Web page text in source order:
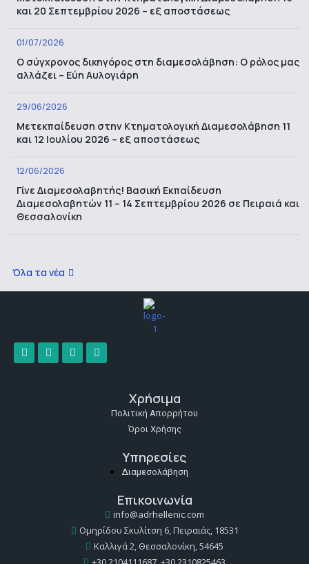
και 20 Σεπτεμβρίου 2026 – εξ αποστάσεως
01/07/2026
Ο σύγχρονος δικηγόρος στη διαμεσολάβηση: Ο ρόλος μας
αλλάζει – Εύη Αυλογιάρη
29/06/2026
Μετεκπαίδευση στην Κτηματολογική Διαμεσολάβηση 11
και 12 Ιουλίου 2026 – εξ αποστάσεως
12/06/2026
Γίνε Διαμεσολαβητής! Βασική Εκπαίδευση
Διαμεσολαβητών 11 – 14 Σεπτεμβρίου 2026 σε Πειραιά και
Θεσσαλονίκη
Όλα τα νέα
Χρήσιμα
Πολιτική Απορρήτου
Όροι Χρήσης
Υπηρεσίες
Διαμεσολάβηση
Επικοινωνία
info@adrhellenic.com
Ομηρίδου Σκυλίτση 6, Πειραιάς, 18531
Καλλιγά 2, Θεσσαλονίκη, 54645